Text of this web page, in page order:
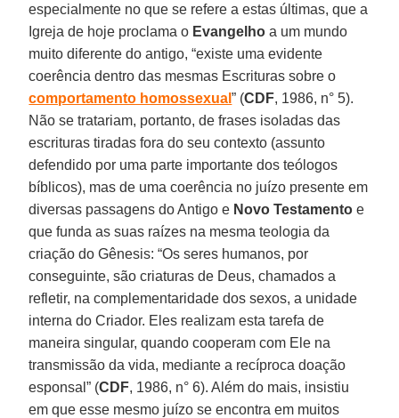
especialmente no que se refere a estas últimas, que a
Igreja de hoje proclama o Evangelho a um mundo
muito diferente do antigo, “existe uma evidente
coerência dentro das mesmas Escrituras sobre o
comportamento homossexual” (CDF, 1986, n° 5).
Não se tratariam, portanto, de frases isoladas das
escrituras tiradas fora do seu contexto (assunto
defendido por uma parte importante dos teólogos
bíblicos), mas de uma coerência no juízo presente em
diversas passagens do Antigo e Novo Testamento e
que funda as suas raízes na mesma teologia da
criação do Gênesis: “Os seres humanos, por
conseguinte, são criaturas de Deus, chamados a
refletir, na complementaridade dos sexos, a unidade
interna do Criador. Eles realizam esta tarefa de
maneira singular, quando cooperam com Ele na
transmissão da vida, mediante a recíproca doação
esponsal” (CDF, 1986, n° 6). Além do mais, insistiu
em que esse mesmo juízo se encontra em muitos